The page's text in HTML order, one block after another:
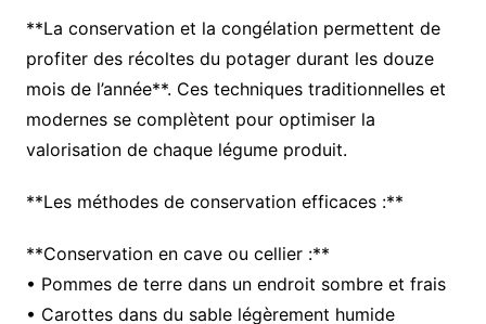
**La conservation et la congélation permettent de
profiter des récoltes du potager durant les douze
mois de l’année**. Ces techniques traditionnelles et
modernes se complètent pour optimiser la
valorisation de chaque légume produit.
**Les méthodes de conservation efficaces :**
**Conservation en cave ou cellier :**
• Pommes de terre dans un endroit sombre et frais
• Carottes dans du sable légèrement humide